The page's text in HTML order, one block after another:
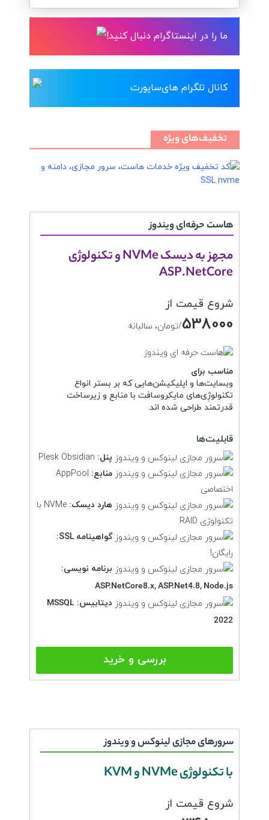
ما را در اینستاگرام دنبال کنید!
کانال تلگرام های‌ساپورت
تخفیف‌های ویژه
هاست حرفه‌ای ویندوز
مجهز به دیسک NVMe و تکنولوژی
ASP.NetCore
شروع قیمت از
538000/تومان، سالیانه
مناسب برای
وبسایت‌ها و اپلیکیشن‌هایی که بر بستر انواع
تکنولوژِی‌های مایکروسافت با منابع و زیرساخت
قدرتمند طراحی شده اند.
قابلیت‌ها
پنل:
منابع: AppPool
اختصاصی
هارد دیسک:
NVMe با
تکنولوژی RAID
گواهینامه SSL:
رایگان!
برنامه نویسی:
ASP.NetCore8.x, ASP.Net4.8, Node.js
دیتابیس: MSSQL
2022
بررسی و خرید
سرورهای مجازی لینوکس و ویندوز
با تکنولوژی NVMe و KVM
شروع قیمت از